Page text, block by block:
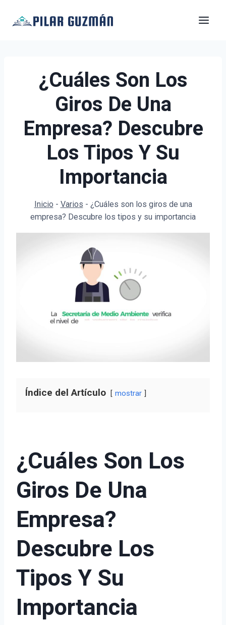
¿Cuáles Son Los
Giros De Una
Empresa? Descubre
Los Tipos Y Su
Importancia
Inicio - Varios - ¿Cuáles son los giros de una
empresa? Descubre los tipos y su importancia
Índice del Artículo mostrar
¿Cuáles Son Los
Giros De Una
Empresa?
Descubre Los
Tipos Y Su
Importancia